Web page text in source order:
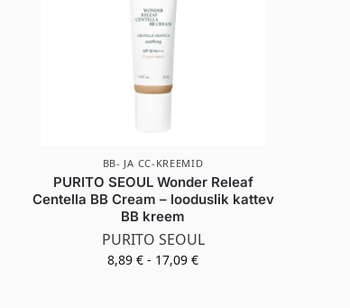
BB- JA CC-KREEMID
PURITO SEOUL Wonder Releaf
Centella BB Cream – looduslik kattev
BB kreem
PURITO SEOUL
8,89€ - 17,09€